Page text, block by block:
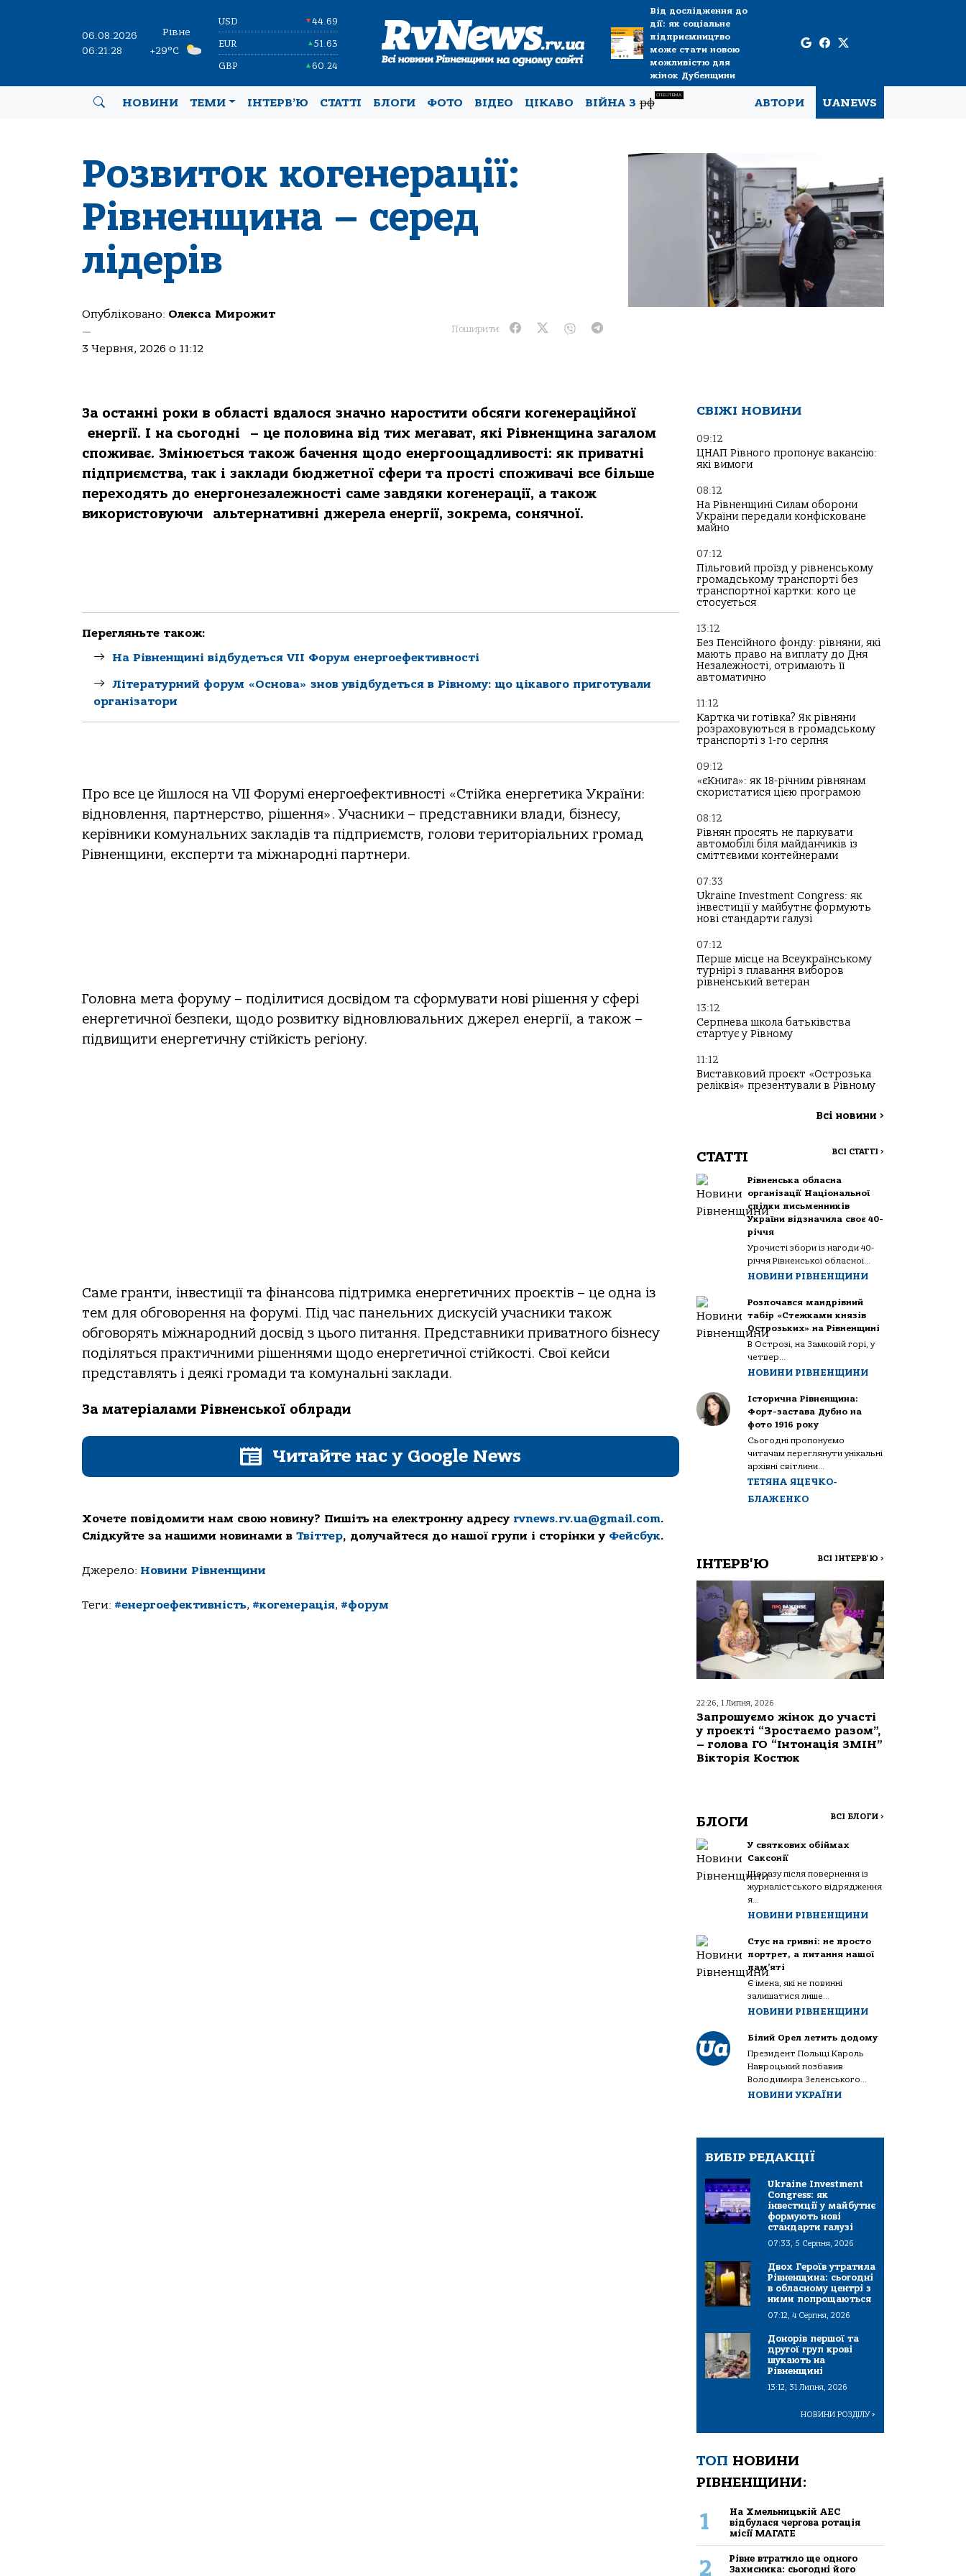
06.08.2026
06:21:29
Рівне
+29°C
USD ▼44.69
EUR ▲51.63
GBP ▲60.24
Від дослідження до
дії: як соціальне
підприємництво
може стати новою
можливістю для
жінок Дубенщини
НОВИНИ ТЕМИ ІНТЕРВ’Ю СТАТТІ БЛОГИ ФОТО ВІДЕО ЦІКАВО ВІЙНА Зрф
СПЕЦТЕМА
АВТОРИ UANEWS
Розвиток когенерації:
Рівненщина – серед
лідерів
Опубліковано: Олекса Мирожит
—
3 Червня, 2026 о 11:12
Поширити:
За останні роки в області вдалося значно наростити обсяги когенераційної
енергії. І на сьогодні – це половина від тих мегават, які Рівненщина загалом
споживає. Змінюється також бачення щодо енергоощадливості: як приватні
підприємства, так і заклади бюджетної сфери та прості споживачі все більше
переходять до енергонезалежності саме завдяки когенерації, а також
використовуючи альтернативні джерела енергії, зокрема, сонячної.
Перегляньте також:
На Рівненщині відбудеться VII Форум енергоефективності
Літературний форум «Основа» знов увідбудеться в Рівному: що цікавого приготували
організатори
Про все це йшлося на VII Форумі енергоефективності «Стійка енергетика України:
відновлення, партнерство, рішення». Учасники – представники влади, бізнесу,
керівники комунальних закладів та підприємств, голови територіальних громад
Рівненщини, експерти та міжнародні партнери.
Головна мета форуму – поділитися досвідом та сформувати нові рішення у сфері
енергетичної безпеки, щодо розвитку відновлювальних джерел енергії, а також –
підвищити енергетичну стійкість регіону.
Саме гранти, інвестиції та фінансова підтримка енергетичних проєктів – це одна із
тем для обговорення на форумі. Під час панельних дискусій учасники також
обговорять міжнародний досвід з цього питання. Представники приватного бізнесу
поділяться практичними рішеннями щодо енергетичної стійкості. Свої кейси
представлять і деякі громади та комунальні заклади.
За матеріалами Рівненської облради
Читайте нас у Google News
Хочете повідомити нам свою новину? Пишіть на електронну адресу rvnews.rv.ua@gmail.com.
Слідкуйте за нашими новинами в Твіттер, долучайтеся до нашої групи і сторінки у Фейсбук.
Джерело: Новини Рівненщини
Теги: #енергоефективність, #когенерація, #форум
СВІЖІ НОВИНИ
09:12
ЦНАП Рівного пропонує вакансію:
які вимоги
08:12
На Рівненщині Силам оборони
України передали конфісковане
майно
07:12
Пільговий проїзд у рівненському
громадському транспорті без
транспортної картки: кого це
стосується
13:12
Без Пенсійного фонду: рівняни, які
мають право на виплату до Дня
Незалежності, отримають її
автоматично
11:12
Картка чи готівка? Як рівняни
розраховуються в громадському
транспорті з 1-го серпня
09:12
«єКнига»: як 18-річним рівнянам
скористатися цією програмою
08:12
Рівнян просять не паркувати
автомобілі біля майданчиків із
сміттєвими контейнерами
07:33
Ukraine Investment Congress: як
інвестиції у майбутнє формують
нові стандарти галузі
07:12
Перше місце на Всеукраїнському
турнірі з плавання виборов
рівненський ветеран
13:12
Серпнева школа батьківства
стартує у Рівному
11:12
Виставковий проєкт «Острозька
реліквія» презентували в Рівному
Всі новини >
СТАТТІ ВСІ СТАТТІ >
Рівненська обласна
організації Національної
спілки письменників
України відзначила своє 40-
річчя
Урочисті збори із нагоди 40-
річчя Рівненської обласної...
НОВИНИ РІВНЕНЩИНИ
Розпочався мандрівний
табір «Стежками князів
Острозьких» на Рівненщині
В Острозі, на Замковій горі, у
четвер...
НОВИНИ РІВНЕНЩИНИ
Історична Рівненщина:
Форт-застава Дубно на
фото 1916 року
Сьогодні пропонуємо
читачам переглянути унікальні
архівні світлини...
ТЕТЯНА ЯЦЕЧКО-
БЛАЖЕНКО
ІНТЕРВ'Ю ВСІ ІНТЕРВ'Ю >
22:26, 1 Липня, 2026
Запрошуємо жінок до участі
у проєкті “Зростаємо разом”,
– голова ГО “Інтонація ЗМІН”
Вікторія Костюк
БЛОГИ ВСІ БЛОГИ >
У святкових обіймах
Саксонії
Щоразу після повернення із
журналістського відрядження
я...
НОВИНИ РІВНЕНЩИНИ
Стус на гривні: не просто
портрет, а питання нашої
пам’яті
Є імена, які не повинні
залишатися лише...
НОВИНИ РІВНЕНЩИНИ
Білий Орел летить додому
Президент Польщі Кароль
Навроцький позбавив
Володимира Зеленського...
НОВИНИ УКРАЇНИ
ВИБІР РЕДАКЦІЇ
Ukraine Investment
Congress: як
інвестиції у майбутнє
формують нові
стандарти галузі
07:33, 5 Серпня, 2026
Двох Героїв утратила
Рівненщина: сьогодні
в обласному центрі з
ними попрощаються
07:12, 4 Серпня, 2026
Донорів першої та
другої груп крові
шукають на
Рівненщині
13:12, 31 Липня, 2026
НОВИНИ РОЗДІЛУ>
ТОП НОВИНИ
РІВНЕНЩИНИ:
1
На Хмельницькій АЕС
відбулася чергова ротація
місії МАГАТЕ
2
Рівне втратило ще одного
Захисника: сьогодні його